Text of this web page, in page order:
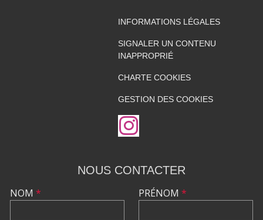
INFORMATIONS LÉGALES
SIGNALER UN CONTENU
INAPPROPRIÉ
CHARTE COOKIES
GESTION DES COOKIES
NOUS CONTACTER
NOM * PRÉNOM *